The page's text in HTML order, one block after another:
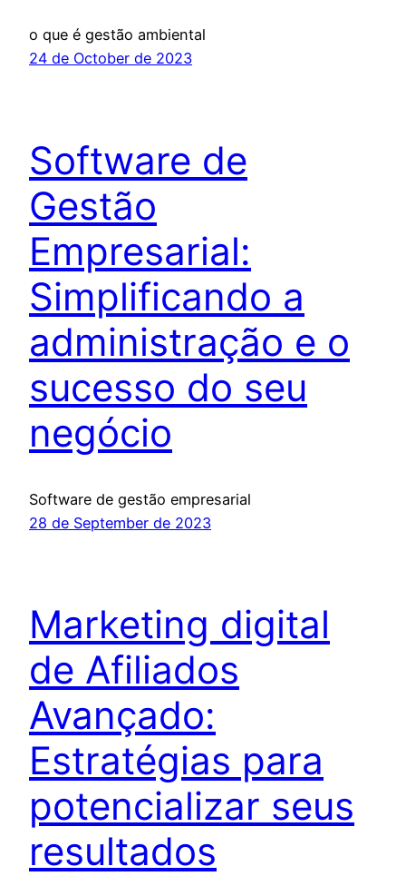
o que é gestão ambiental
24 de October de 2023
Software de
Gestão
Empresarial:
Simplificando a
administração e o
sucesso do seu
negócio
Software de gestão empresarial
28 de September de 2023
Marketing digital
de Afiliados
Avançado:
Estratégias para
potencializar seus
resultados